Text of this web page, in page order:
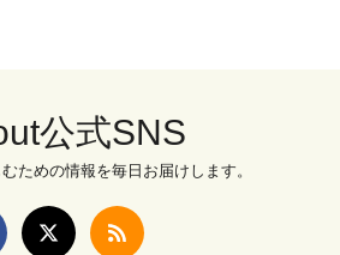
公式SNS
ための情報を毎日お届けします。